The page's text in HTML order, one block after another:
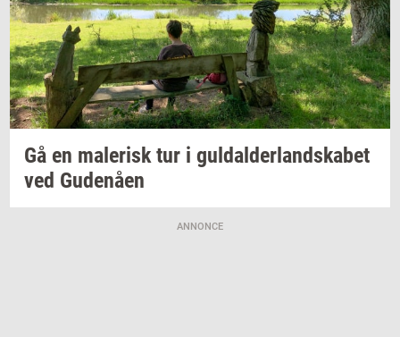
Gå en ma­le­risktur i gul­dal­der­land­ska­bet
ved Gu­denå­en
ANNONCE